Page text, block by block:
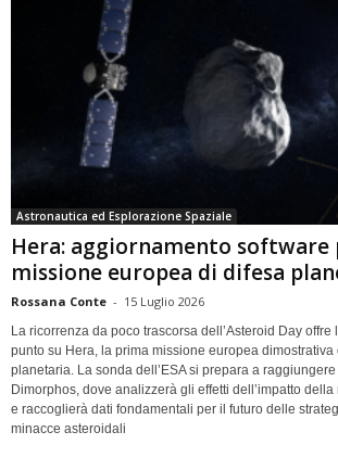
Astronautica ed Esplorazione Spaziale
Hera: aggiornamento software
missione europea di difesa
Rossana Conte - 15 Luglio 2026
La ricorrenza da poco trascorsa dell’Asteroid Day offre
punto su Hera, la prima missione europea
planetaria. La sonda dell’ESA si prepara a
Dimorphos, dove analizzerà gli effetti dell’impatto
e raccoglierà dati fondamentali per il futuro delle
minacce asteroidali